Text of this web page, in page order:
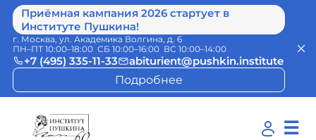
Приёмная кампания 2026 стартует в
Институте Пушкина!
г. Москва, ул. Академика Волгина, д. 6
ПН–ПТ 10:00–18:00 СБ 10:00–16:00 ВС 10:00–14:00
+7 (495) 335-11-33
abiturient@pushkin.institute
Подробнее
☰